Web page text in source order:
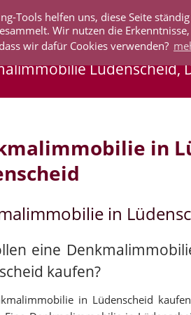
Tools helfen uns, diese Seite
Wir nutzen die
wir dafür Cookies verwenden?
Lüdenscheid,
in
in
eine
kaufen?
in Lüdenscheid